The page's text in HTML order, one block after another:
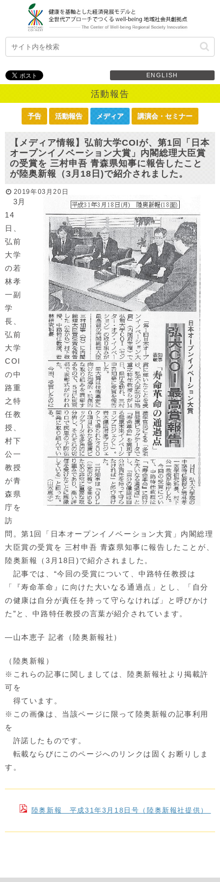
ENGLISH
活動報告
予告 活動報告 メディア 講演会・セミナー
【メディア情報】弘前大学COIが、第1回「日本
オープンイノベーション大賞」内閣総理大臣賞
の受賞を 三村申吾 青森県知事に報告したこと
が陸奥新報（3月18日)で紹介されました。
2019年03月20日
3月
14
日、
弘前
大学
の若
林孝
一副
学
長、
弘前
大学
COI
の中
路重
之特
任教
授、
村下
公一
教授
が青
森県
庁を
訪
問。第1回「日本オープンイノベーション大賞」内閣総理
大臣賞の受賞を 三村申吾 青森県知事に報告したことが、
陸奥新報（3月18日)で紹介されました。
記事では、“今回の受賞について、中路特任教授は
「『寿命革命』に向けた大いなる通過点」とし、「自分
の健康は自分が責任を持って守らなければ」と呼びかけ
た”と、中路特任教授の言葉が紹介されています。
―山本恵子 記者（陸奥新報社）
（陸奥新報）
※これらの記事に関しましては、陸奥新報社より掲載許
可を
得ています。
※この画像は、当該ページに限って陸奥新報の記事利用
を
許諾したものです。
転載ならびにこのページへのリンクは固くお断りしま
す。
陸奥新報 平成31年3月18日号（陸奥新報社提供）